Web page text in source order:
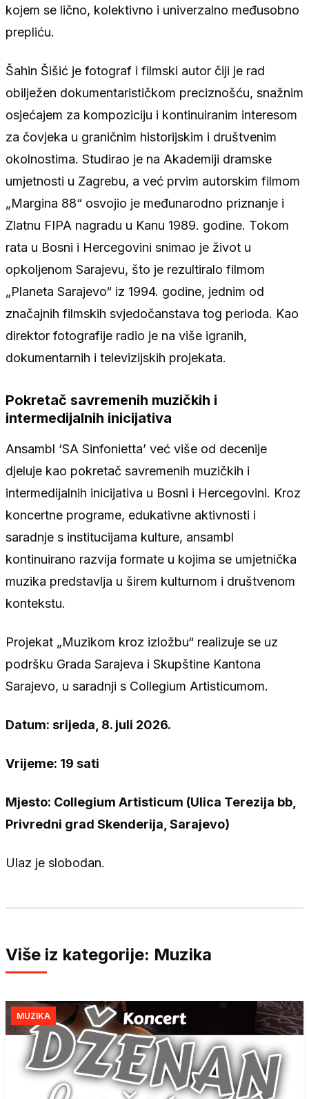
kojem se lično, kolektivno i univerzalno međusobno
prepliću.
Šahin Šišić je fotograf i filmski autor čiji je rad
obilježen dokumentarističkom preciznošću, snažnim
osjećajem za kompoziciju i kontinuiranim interesom
za čovjeka u graničnim historijskim i društvenim
okolnostima. Studirao je na Akademiji dramske
umjetnosti u Zagrebu, a već prvim autorskim filmom
„Margina 88“ osvojio je međunarodno priznanje i
Zlatnu FIPA nagradu u Kanu 1989. godine. Tokom
rata u Bosni i Hercegovini snimao je život u
opkoljenom Sarajevu, što je rezultiralo filmom
„Planeta Sarajevo“ iz 1994. godine, jednim od
značajnih filmskih svjedočanstava tog perioda. Kao
direktor fotografije radio je na više igranih,
dokumentarnih i televizijskih projekata.
Pokretač savremenih muzičkih i
intermedijalnih inicijativa
Ansambl ‘SA Sinfonietta’ već više od decenije
djeluje kao pokretač savremenih muzičkih i
intermedijalnih inicijativa u Bosni i Hercegovini. Kroz
koncertne programe, edukativne aktivnosti i
saradnje s institucijama kulture, ansambl
kontinuirano razvija formate u kojima se umjetnička
muzika predstavlja u širem kulturnom i društvenom
kontekstu.
Projekat „Muzikom kroz izložbu“ realizuje se uz
podršku Grada Sarajeva i Skupštine Kantona
Sarajevo, u saradnji s Collegium Artisticumom.
Datum: srijeda, 8. juli 2026.
Vrijeme: 19 sati
Mjesto: Collegium Artisticum (Ulica Terezija bb,
Privredni grad Skenderija, Sarajevo)
Ulaz je slobodan.
Više iz kategorije: Muzika
MUZIKA